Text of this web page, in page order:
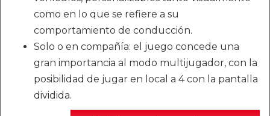
como en lo que se refiere a su
comportamiento de conducción.
Solo o en compañía: el juego concede una
gran importancia al modo multijugador, con la
posibilidad de jugar en local a 4 con la pantalla
dividida.